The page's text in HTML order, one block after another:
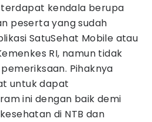
kendala berupa
peserta yang sudah
SatuSehat Mobile atau
RI, namun tidak
Pihaknya
untuk dapat
ini dengan baik demi
di NTB dan